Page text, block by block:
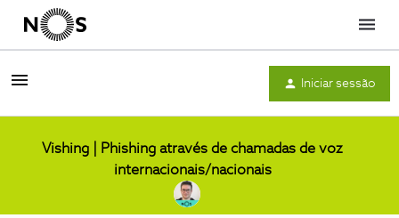
Menu
Iniciar sessão
Vishing | Phishing através de chamadas de voz
internacionais/nacionais